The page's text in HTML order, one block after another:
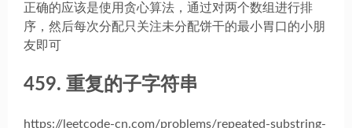
正确的应该是使用贪心算法，通过对两个数组进行排
序，然后每次分配只关注未分配饼干的最小胃口的小朋
友即可
459. 重复的子字符串
https://leetcode-cn.com/problems/repeated-substring-